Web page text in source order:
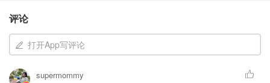
流动性强的粘土清洁面膜。作为洗面奶真的洗的又干净还没
有搓盘感！因为还有北极地热粘土，所以可以当做清洁面
膜，涂在皮肤上停留10-15分钟后洗干净就行！
评论
打开App写评论
supermommy